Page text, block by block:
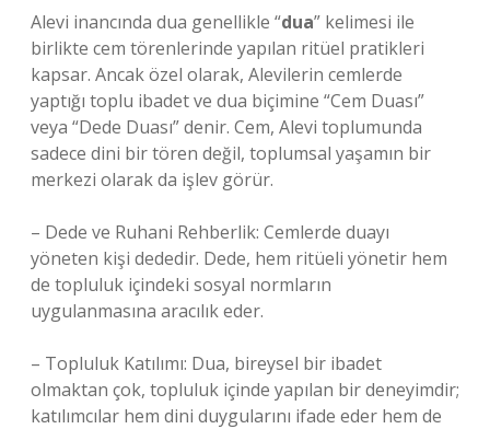
Alevi inancında dua genellikle “dua” kelimesi ile
birlikte cem törenlerinde yapılan ritüel pratikleri
kapsar. Ancak özel olarak, Alevilerin cemlerde
yaptığı toplu ibadet ve dua biçimine “Cem Duası”
veya “Dede Duası” denir. Cem, Alevi toplumunda
sadece dini bir tören değil, toplumsal yaşamın bir
merkezi olarak da işlev görür.
– Dede ve Ruhani Rehberlik: Cemlerde duayı
yöneten kişi dededir. Dede, hem ritüeli yönetir hem
de topluluk içindeki sosyal normların
uygulanmasına aracılık eder.
– Topluluk Katılımı: Dua, bireysel bir ibadet
olmaktan çok, topluluk içinde yapılan bir deneyimdir;
katılımcılar hem dini duygularını ifade eder hem de